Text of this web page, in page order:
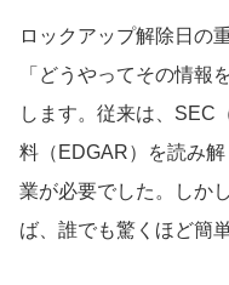
ロックアップ解除日の
「どうやってその情報
します。従来は、SEC
料（EDGAR）を読み
業が必要でした。しか
ば、誰でも驚くほど簡